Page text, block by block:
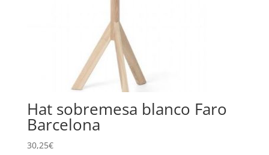
Hat sobremesa blanco Faro
Barcelona
30,25€